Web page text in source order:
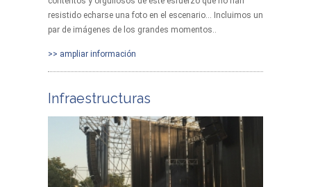
resistido echarse una foto en el escenario... Incluimos un
par de imágenes de los grandes momentos..
>> ampliar información
Infraestructuras